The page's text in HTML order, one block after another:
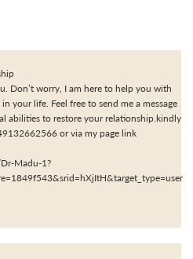
Don’t worry, I am here to help you with
your life. Feel free to send me a message
abilities to restore your relationship.kindly
or via my page link
Madu-1?